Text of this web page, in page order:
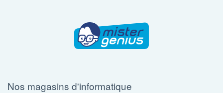
Nos magasins d'informatique